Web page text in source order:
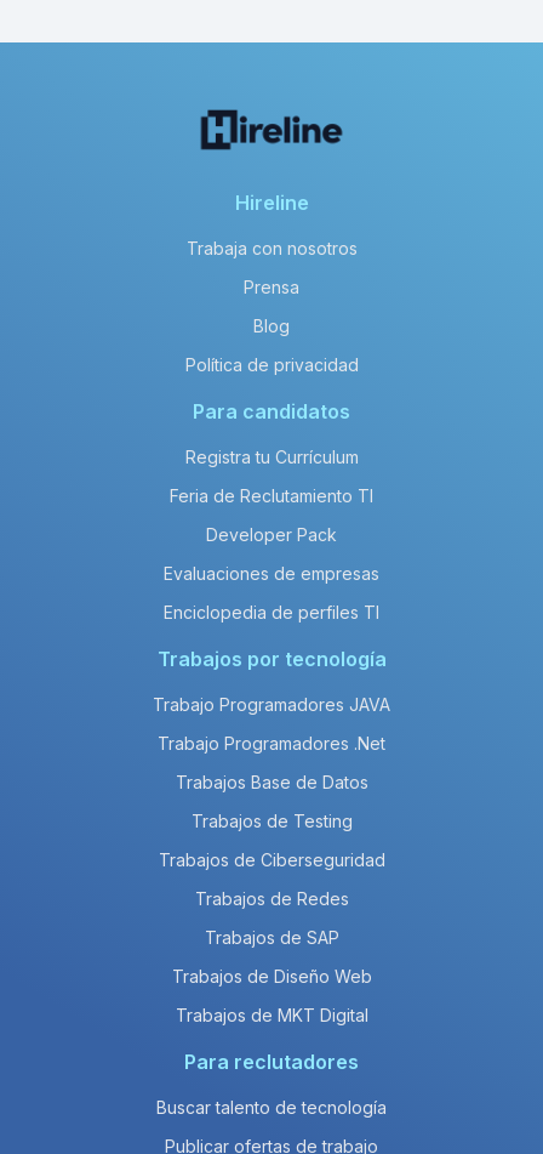
Hireline
Trabaja con nosotros
Prensa
Blog
Política de privacidad
Para candidatos
Registra tu Currículum
Feria de Reclutamiento TI
Developer Pack
Evaluaciones de empresas
Enciclopedia de perfiles TI
Trabajos por tecnología
Trabajo Programadores JAVA
Trabajo Programadores .Net
Trabajos Base de Datos
Trabajos de Testing
Trabajos de Ciberseguridad
Trabajos de Redes
Trabajos de SAP
Trabajos de Diseño Web
Trabajos de MKT Digital
Para reclutadores
Buscar talento de tecnología
Publicar ofertas de trabajo